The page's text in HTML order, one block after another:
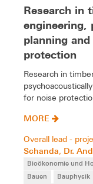
Research in
engineering,
planning
protection
Research in
for noise
MORE
Overall lead -
Schanda, Dr.
Bioökonomie und
Bauen
Bauphysik